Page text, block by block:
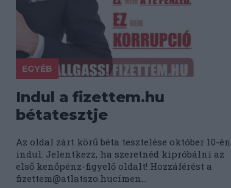
EGYÉB
Indul a fizettem.hu
bétatesztje
Az oldal zárt körű béta tesztelése október 10-én
indul. Jelentkezz, ha szeretnéd kipróbálni az
első kenőpénz-figyelő oldalt! Hozzáférést a
fizettem@atlatszo.hucímen...